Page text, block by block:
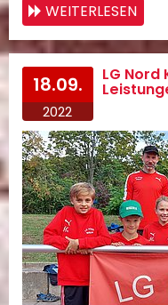
WEITERLESEN
18.09.
2022
LG